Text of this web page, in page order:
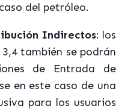
del petróleo.
Indirectos: los
también se podrán
de Entrada de
en este caso de una
para los usuarios